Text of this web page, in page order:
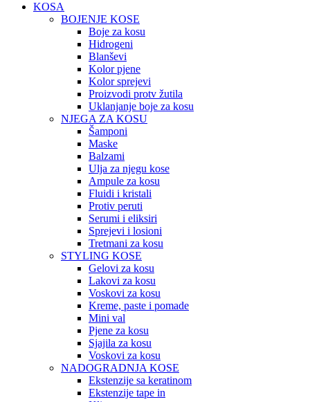
KOSA
BOJENJE KOSE
Boje za kosu
Hidrogeni
Blanševi
Kolor pjene
Kolor sprejevi
Proizvodi protv žutila
Uklanjanje boje za kosu
NJEGA ZA KOSU
Šamponi
Maske
Balzami
Ulja za njegu kose
Ampule za kosu
Fluidi i kristali
Protiv peruti
Serumi i eliksiri
Sprejevi i losioni
Tretmani za kosu
STYLING KOSE
Gelovi za kosu
Lakovi za kosu
Voskovi za kosu
Kreme, paste i pomade
Mini val
Pjene za kosu
Sjajila za kosu
Voskovi za kosu
NADOGRADNJA KOSE
Ekstenzije sa keratinom
Ekstenzije tape in